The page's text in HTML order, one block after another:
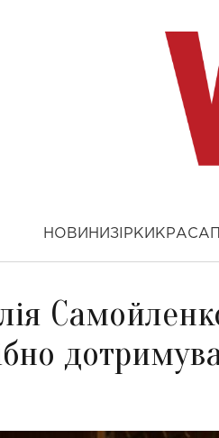
НОВИНИ ЗІРКИ КРАСА